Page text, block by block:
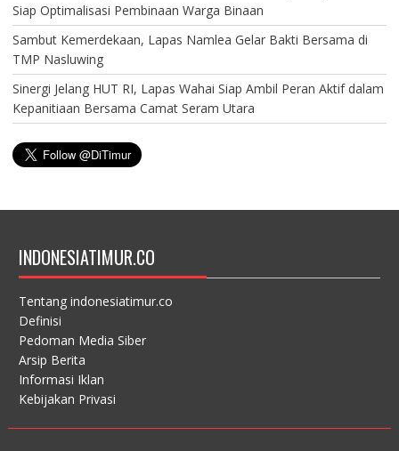
Siap Optimalisasi Pembinaan Warga Binaan
Sambut Kemerdekaan, Lapas Namlea Gelar Bakti Bersama di
TMP Nasluwing
Sinergi Jelang HUT RI, Lapas Wahai Siap Ambil Peran Aktif dalam
Kepanitiaan Bersama Camat Seram Utara
INDONESIATIMUR.CO
Tentang indonesiatimur.co
Definisi
Pedoman Media Siber
Arsip Berita
Informasi Iklan
Kebijakan Privasi